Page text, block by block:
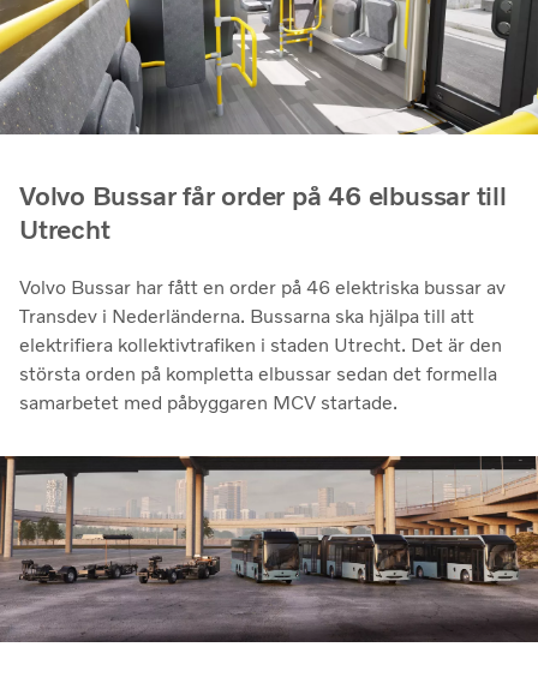
Volvo Bussar får order på 46 elbussar till
Utrecht
Volvo Bussar har fått en order på 46 elektriska bussar av
Transdev i Nederländerna. Bussarna ska hjälpa till att
elektrifiera kollektivtrafiken i staden Utrecht. Det är den
största orden på kompletta elbussar sedan det formella
samarbetet med påbyggaren MCV startade.